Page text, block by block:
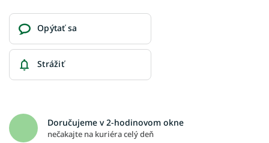
Opýtať sa
Strážiť
Doručujeme v 2-hodinovom okne
nečakajte na kuriéra celý deň